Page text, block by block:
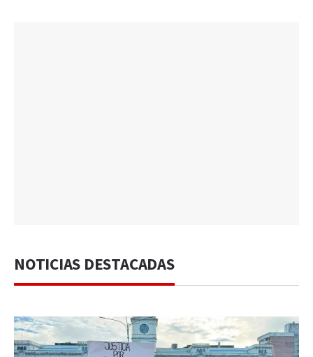
NOTICIAS DESTACADAS